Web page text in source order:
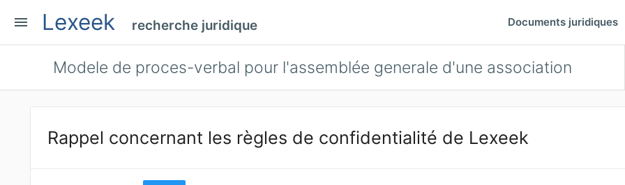
menu Lexeek recherche juridique Documents juridiques
Modele de proces-verbal pour l'assemblée generale d'une association
Rappel concernant les règles de confidentialité de Lexeek